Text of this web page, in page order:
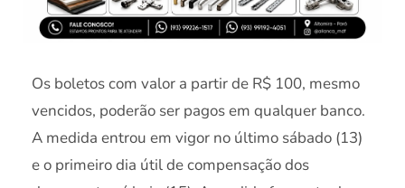
Os boletos com valor a partir de R$ 100, mesmo
vencidos, poderão ser pagos em qualquer banco.
A medida entrou em vigor no último sábado (13)
e o primeiro dia útil de compensação dos